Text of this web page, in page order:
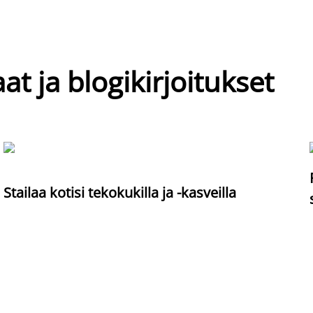
ja blogikirjoitukset
Stailaa kotisi tekokukilla ja -kasveilla